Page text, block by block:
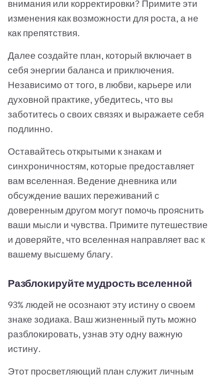
внимания или корректировки? Примите эти
изменения как возможности для роста, а не
как препятствия.
Далее создайте план, который включает в
себя энергии баланса и приключения.
Независимо от того, в любви, карьере или
духовной практике, убедитесь, что вы
заботитесь о своих связях и выражаете себя
подлинно.
Оставайтесь открытыми к знакам и
синхроничностям, которые предоставляет
вам вселенная. Ведение дневника или
обсуждение ваших переживаний с
доверенным другом могут помочь прояснить
ваши мысли и чувства. Примите путешествие
и доверяйте, что вселенная направляет вас к
вашему высшему благу.
Разблокируйте мудрость вселенной
93% людей не осознают эту истину о своем
знаке зодиака. Ваш жизненный путь можно
разблокировать, узнав эту одну важную
истину.
Этот просветляющий план служит личным